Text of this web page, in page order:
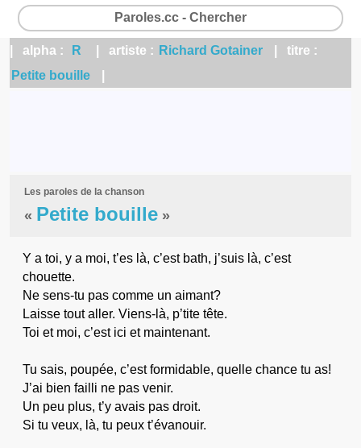
Paroles.cc - Chercher
| alpha : R | artiste : Richard Gotainer
| titre :
Petite bouille
Les paroles de la chanson
« Petite bouille »
Y a toi, y a moi, t’es là, c’est bath, j’suis là, c’est
chouette.
Ne sens-tu pas comme un aimant?
Laisse tout aller. Viens-là, p’tite tête.
Toi et moi, c’est ici et maintenant.
Tu sais, poupée, c’est formidable, quelle chance tu as!
J’ai bien failli ne pas venir.
Un peu plus, t’y avais pas droit.
Si tu veux, là, tu peux t’évanouir.